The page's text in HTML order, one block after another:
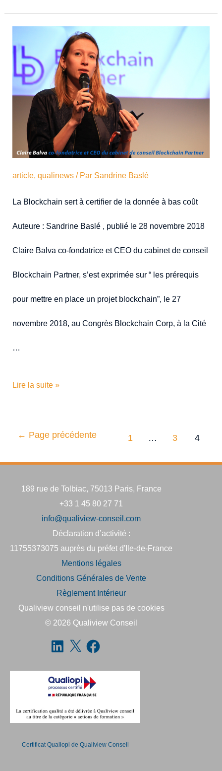
article,qualinews / Par Sandrine Baslé
La Blockchain sert à certifier de la donnée à bas coût
Auteure : Sandrine Baslé , publié le 28 novembre 2018
Claire Balva co-fondatrice et CEO du cabinet de conseil
Blockchain Partner, s’est exprimée sur “ les prérequis
pour mettre en place un projet blockchain”, le 27
novembre 2018, au Congrès Blockchain Corp, à la Cité
…
Lire la suite »
← Page précédente 1 … 3 4
189 rue de Tolbiac, 75013 Paris, France
+33 1 45 80 27 71
info@qualiview-conseil.com
Déclaration d’activité :
11755373075 auprès du préfet d'Ile-de-France
Mentions légales
Conditions Générales de Vente
Règlement Intérieur
Qualiview conseil n'utilise pas de cookies
© 2026 Qualiview Conseil
Certificat Qualiopi de Qualiview Conseil